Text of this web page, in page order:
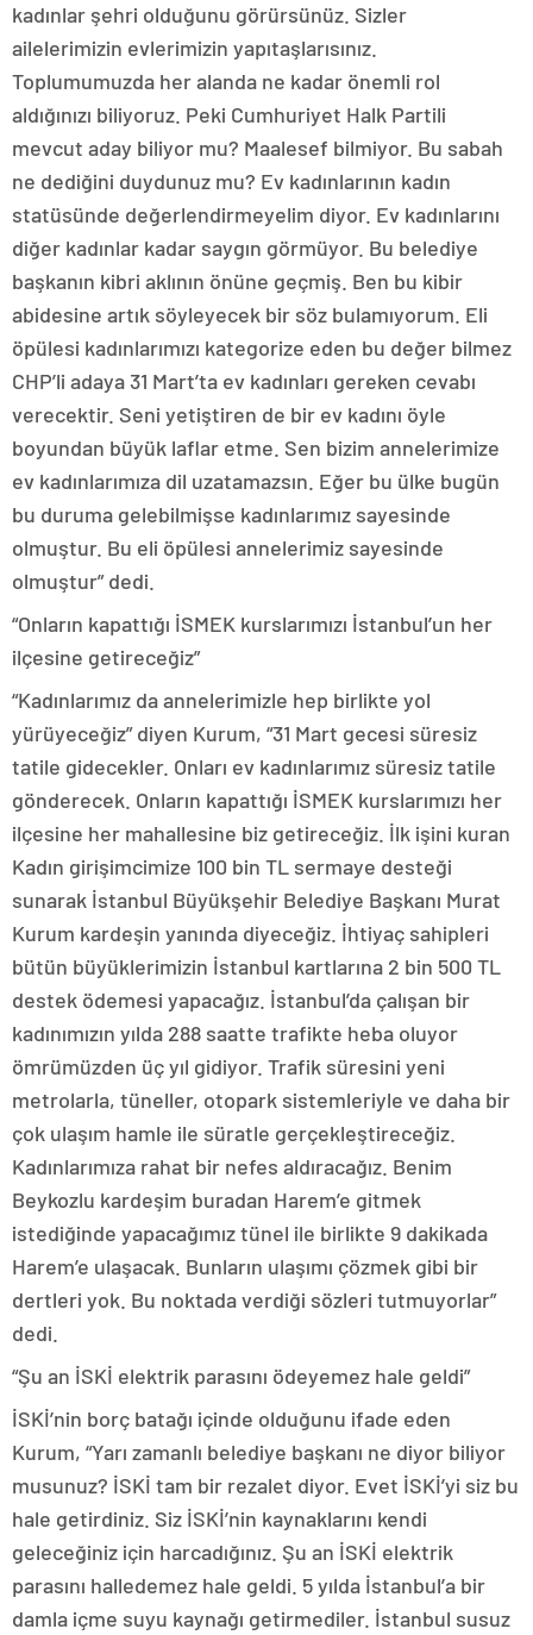
kadınlar şehri olduğunu görürsünüz. Sizler
ailelerimizin evlerimizin yapıtaşlarısınız.
Toplumumuzda her alanda ne kadar önemli rol
aldığınızı biliyoruz. Peki Cumhuriyet Halk Partili
mevcut aday biliyor mu? Maalesef bilmiyor. Bu sabah
ne dediğini duydunuz mu? Ev kadınlarının kadın
statüsünde değerlendirmeyelim diyor. Ev kadınlarını
diğer kadınlar kadar saygın görmüyor. Bu belediye
başkanın kibri aklının önüne geçmiş. Ben bu kibir
abidesine artık söyleyecek bir söz bulamıyorum. Eli
öpülesi kadınlarımızı kategorize eden bu değer bilmez
CHP’li adaya 31 Mart’ta ev kadınları gereken cevabı
verecektir. Seni yetiştiren de bir ev kadını öyle
boyundan büyük laflar etme. Sen bizim annelerimize
ev kadınlarımıza dil uzatamazsın. Eğer bu ülke bugün
bu duruma gelebilmişse kadınlarımız sayesinde
olmuştur. Bu eli öpülesi annelerimiz sayesinde
olmuştur” dedi.
“Onların kapattığı İSMEK kurslarımızı İstanbul’un her
ilçesine getireceğiz”
“Kadınlarımız da annelerimizle hep birlikte yol
yürüyeceğiz” diyen Kurum, “31 Mart gecesi süresiz
tatile gidecekler. Onları ev kadınlarımız süresiz tatile
gönderecek. Onların kapattığı İSMEK kurslarımızı her
ilçesine her mahallesine biz getireceğiz. İlk işini kuran
Kadın girişimcimize 100 bin TL sermaye desteği
sunarak İstanbul Büyükşehir Belediye Başkanı Murat
Kurum kardeşin yanında diyeceğiz. İhtiyaç sahipleri
bütün büyüklerimizin İstanbul kartlarına 2 bin 500 TL
destek ödemesi yapacağız. İstanbul’da çalışan bir
kadınımızın yılda 288 saatte trafikte heba oluyor
ömrümüzden üç yıl gidiyor. Trafik süresini yeni
metrolarla, tüneller, otopark sistemleriyle ve daha bir
çok ulaşım hamle ile süratle gerçekleştireceğiz.
Kadınlarımıza rahat bir nefes aldıracağız. Benim
Beykozlu kardeşim buradan Harem’e gitmek
istediğinde yapacağımız tünel ile birlikte 9 dakikada
Harem’e ulaşacak. Bunların ulaşımı çözmek gibi bir
dertleri yok. Bu noktada verdiği sözleri tutmuyorlar”
dedi.
“Şu an İSKİ elektrik parasını ödeyemez hale geldi”
İSKİ’nin borç batağı içinde olduğunu ifade eden
Kurum, “Yarı zamanlı belediye başkanı ne diyor biliyor
musunuz? İSKİ tam bir rezalet diyor. Evet İSKİ’yi siz bu
hale getirdiniz. Siz İSKİ’nin kaynaklarını kendi
geleceğiniz için harcadığınız. Şu an İSKİ elektrik
parasını halledemez hale geldi. 5 yılda İstanbul’a bir
damla içme suyu kaynağı getirmediler. İstanbul susuz